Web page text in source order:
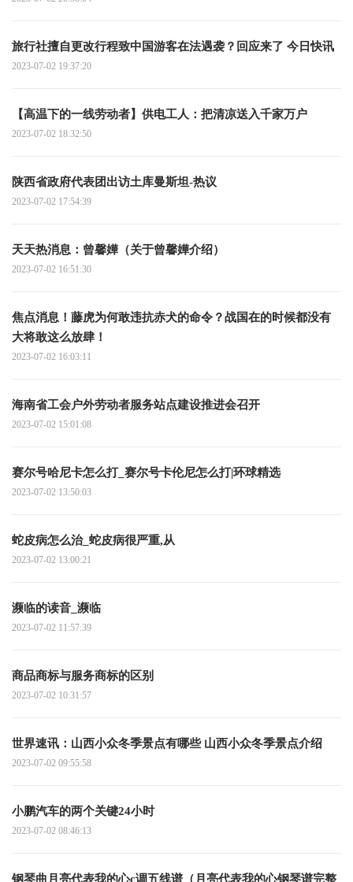
旅行社擅自更改行程致中国游客在法遇袭？回应来了 今日快讯
2023-07-02 19:37:20
【高温下的一线劳动者】供电工人：把清凉送入千家万户
2023-07-02 18:32:50
陕西省政府代表团出访土库曼斯坦-热议
2023-07-02 17:54:39
天天热消息：曾馨嬅（关于曾馨嬅介绍）
2023-07-02 16:51:30
焦点消息！藤虎为何敢违抗赤犬的命令？战国在的时候都没有
大将敢这么放肆！
2023-07-02 16:03:11
海南省工会户外劳动者服务站点建设推进会召开
2023-07-02 15:01:08
赛尔号哈尼卡怎么打_赛尔号卡伦尼怎么打|环球精选
2023-07-02 13:50:03
蛇皮病怎么治_蛇皮病很严重,从
2023-07-02 13:00:21
濒临的读音_濒临
2023-07-02 11:57:39
商品商标与服务商标的区别
2023-07-02 10:31:57
世界速讯：山西小众冬季景点有哪些 山西小众冬季景点介绍
2023-07-02 09:55:58
小鹏汽车的两个关键24小时
2023-07-02 08:46:13
钢琴曲月亮代表我的心c调五线谱（月亮代表我的心钢琴谱完整